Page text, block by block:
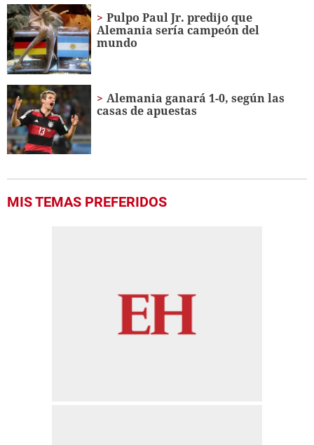
1
minute,
56
seconds
Pulpo Paul Jr. predijo que
Alemania sería campeón del
mundo
Alemania ganará 1-0, según las
casas de apuestas
MIS TEMAS PREFERIDOS